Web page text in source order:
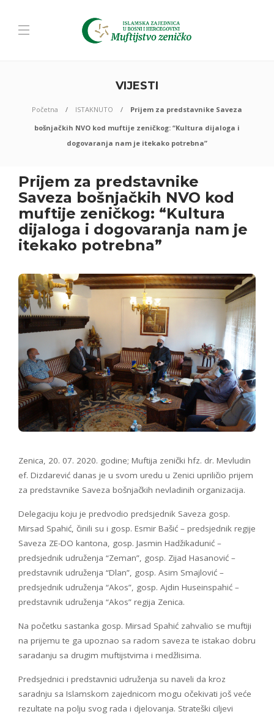
VIJESTI
Početna ISTAKNUTO
Prijem za predstavnike Saveza
bošnjačkih NVO kod muftije zeničkog: “Kultura dijaloga i
dogovaranja nam je itekako potrebna”
Prijem za predstavnike
Saveza bošnjačkih NVO kod
muftije zeničkog: “Kultura
dijaloga i dogovaranja nam je
itekako potrebna”
Zenica, 20. 07. 2020. godine; Muftija zenički hfz. dr. Mevludin
ef. Dizdarević danas je u svom uredu u Zenici upriličio prijem
za predstavnike Saveza bošnjačkih nevladinih organizacija.
Delegaciju koju je predvodio predsjednik Saveza gosp.
Mirsad Spahić, činili su i gosp. Esmir Bašić – predsjednik regije
Saveza ZE-DO kantona, gosp. Jasmin Hadžikadunić –
predsjednik udruženja “Zeman”, gosp. Zijad Hasanović –
predstavnik udruženja “Dlan”, gosp. Asim Smajlović –
predsjednik udruženja “Akos”, gosp. Ajdin Huseinspahić –
predstavnik udruženja “Akos” regija Zenica.
Na početku sastanka gosp. Mirsad Spahić zahvalio se muftiji
na prijemu te ga upoznao sa radom saveza te istakao dobru
saradanju sa drugim muftijstvima i medžlisima.
Predsjednici i predstavnici udruženja su naveli da kroz
saradnju sa Islamskom zajednicom mogu očekivati još veće
rezultate na polju svog rada i djelovanja. Strateški ciljevi